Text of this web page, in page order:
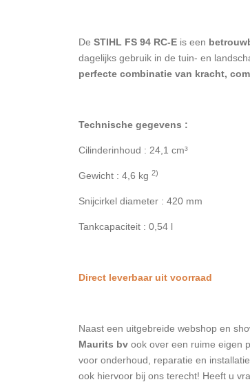
De STIHL FS 94 RC-E is een
dagelijks gebruik in de tuin- en
perfecte combinatie van kracht,
Technische gegevens :
Cilinderinhoud : 24,1 cm³
Gewicht : 4,6 kg 2)
Snijcirkel diameter : 420 mm
Tankcapaciteit : 0,54 l
Direct leverbaar uit voorraad
Naast een uitgebreide webshop en
Maurits bv ook over een ruime eigen
voor onderhoud, reparatie en
ook hiervoor bij ons terecht! Heeft u